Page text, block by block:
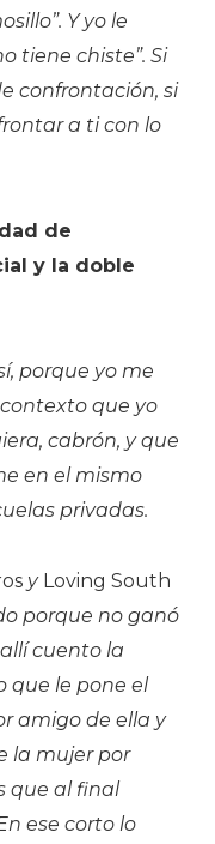
Y yo le
tiene chiste”. Si
confrontación, si
a ti con lo
de
y la doble
porque yo me
que yo
cabrón, y que
en el mismo
privadas.
y Loving South
porque no ganó
cuento la
que le pone el
amigo de ella y
la mujer por
que al final
ese corto lo